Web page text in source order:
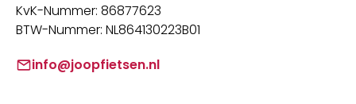
KvK-Nummer: 86877623
BTW-Nummer: NL864130223B01
info@joopfietsen.nl